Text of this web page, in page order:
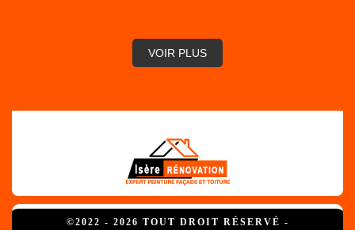
VOIR PLUS
©2022 - 2026 TOUT DROIT RÉSERVÉ -